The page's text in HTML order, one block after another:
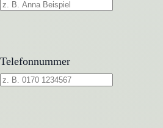
Telefonnummer